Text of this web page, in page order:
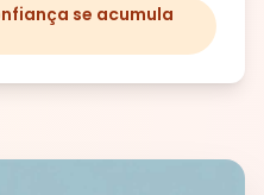
se acumula